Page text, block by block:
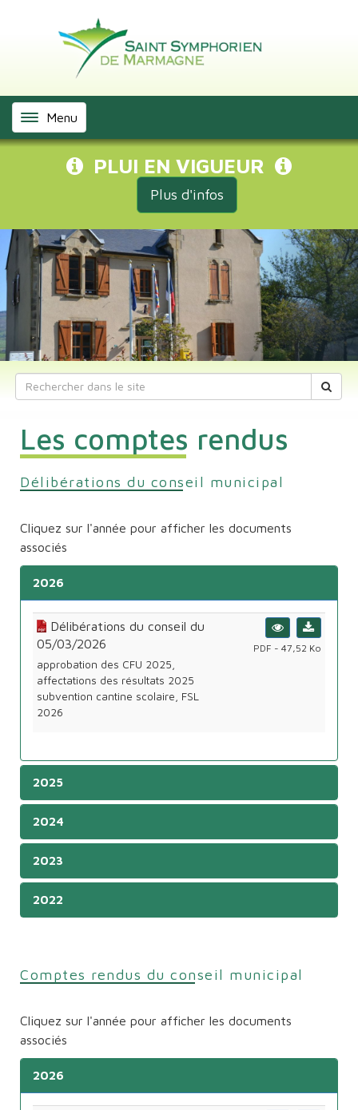
Menu
PLUI EN VIGUEUR
Plus d'infos
Les comptes rendus
Délibérations du conseil municipal
Cliquez sur l'année pour afficher les documents
associés
2026
Délibérations du conseil du
05/03/2026
approbation des CFU 2025,
affectations des résultats 2025
subvention cantine scolaire, FSL
2026
PDF - 47,52 Ko
2025
2024
2023
2022
Comptes rendus du conseil municipal
Cliquez sur l'année pour afficher les documents
associés
2026